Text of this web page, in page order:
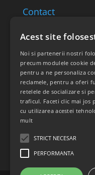
Contact
Retur produse
Str. Vasile Mironiuc
Pentru detalii
politica de returnare
Acest site
Noi si partenerii nostri
precum modulele cookie
pentru a ne personaliza
reclamele, pentru a oferi
retelele de socializare si
traficul. Faceti clic mai jos
cu utilizarea acestei
mult
STRICT NECESAR
PERFORMANTA